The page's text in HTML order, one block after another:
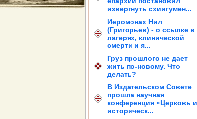
извергнуть схиигумен...
Иеромонах Нил
(Григорьев) - о ссылке в
лагерях, клинической
смерти и я...
Груз прошлого не дает
жить по-новому. Что
делать?
В Издательском Совете
прошла научная
конференция «Церковь и
историческ...